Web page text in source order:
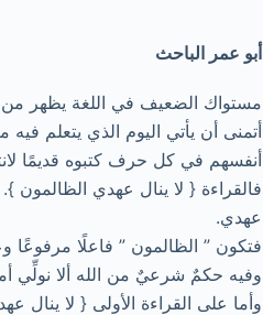
أبو عمر الباحث
مستواك الضعيف في اللغة يظهر من
أتمنى أن يأتي اليوم الذي يتعلم فيه
أنفسهم في كل حرف كتبوه قديمًا
فالقراءة { لا ينال عهدي الظالمون
عهدي.
فتكون ” الظالمون ” فاعلًا مرفوعًا
وفيه حكمٌ شرعيٌ من الله ألا نولِّي
وأما على القراءة الأولى { لا ينال